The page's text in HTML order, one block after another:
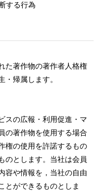
する行為
た著作物の著作者人格権
・帰属します。
スの広報・利用促進・マ
の著作物を使用する場合
権の使用を許諾するもの
のとします。当社は会員
容や情報を，当社の自由
とができるものとしま